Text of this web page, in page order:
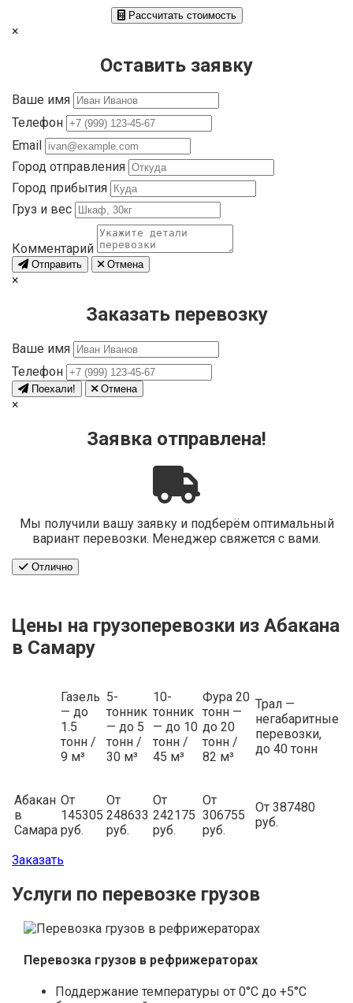
Рассчитать стоимость
×
Оставить заявку
Ваше имя
Телефон
Email
Город отправления
Город прибытия
Груз и вес
Комментарий
Отправить Отмена
×
Заказать перевозку
Ваше имя
Телефон
Поехали! Отмена
×
Заявка отправлена!
Мы получили вашу заявку и подберём оптимальный
вариант перевозки. Менеджер свяжется с вами.
Отлично
Цены на грузоперевозки из Абакана
в Самару
Газель
— до
1.5
тонн /
9 м³
5-
тонник
— до 5
тонн /
30 м³
10-
тонник
— до 10
тонн /
45 м³
Фура 20
тонн —
до 20
тонн /
82 м³
Трал —
негабаритные
перевозки,
до 40 тонн
Абакан
в
Самара
От
145305
руб.
От
248633
руб.
От
242175
руб.
От
306755
руб.
От 387480
руб.
Заказать
Услуги по перевозке грузов
Перевозка грузов в рефрижераторах
Поддержание температуры от 0°С до +5°С